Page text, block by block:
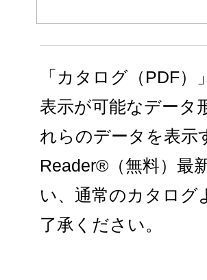
「カタログ（PDF）
表示が可能なデータ
れらのデータを表示
Reader®（無料）最
い、通常のカタログ
了承ください。